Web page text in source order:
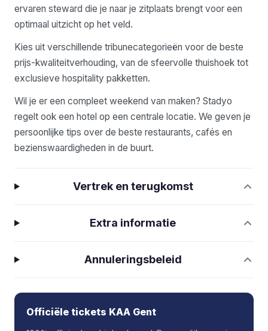
ervaren steward die je naar je zitplaats brengt voor een
optimaal uitzicht op het veld.
Kies uit verschillende tribunecategorieën voor de beste
prijs-kwaliteitverhouding, van de sfeervolle thuishoek tot
exclusieve hospitality pakketten.
Wil je er een compleet weekend van maken? Stadyo
regelt ook een hotel op een centrale locatie. We geven je
persoonlijke tips over de beste restaurants, cafés en
bezienswaardigheden in de buurt.
Vertrek en terugkomst
Extra informatie
Annuleringsbeleid
Officiële tickets KAA Gent